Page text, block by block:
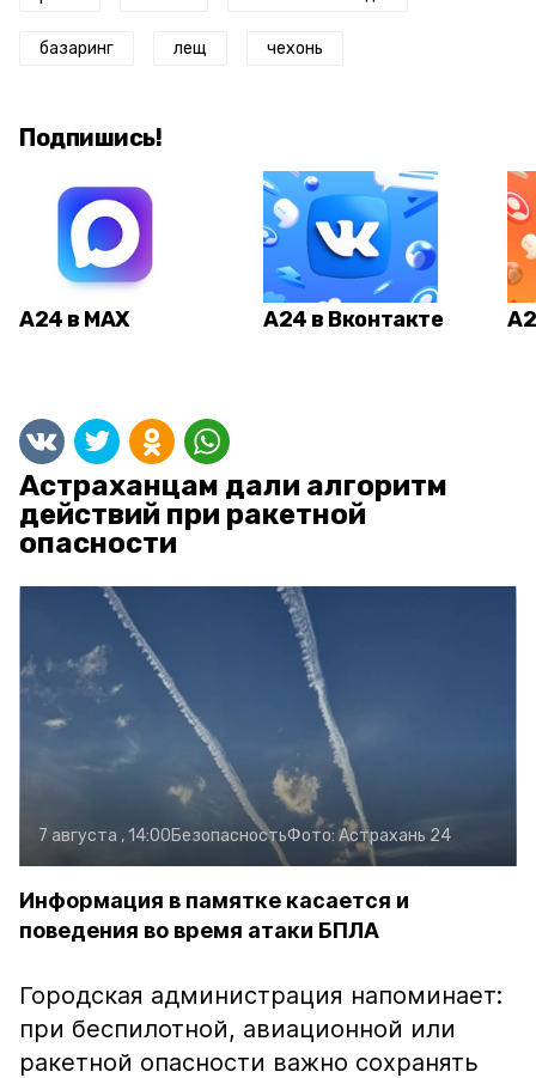
базаринг лещ чехонь
Подпишись!
А24 в MAX А24 в Вконтакте
Астраханцам дали алгоритм
действий при ракетной
опасности
7 августа , 14:00БезопасностьФото: Астрахань 24
Информация в памятке касается и
поведения во время атаки БПЛА
Городская администрация напоминает:
при беспилотной, авиационной или
ракетной опасности важно сохранять